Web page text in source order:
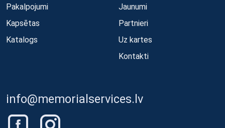
Pakalpojumi
Kapsētas
Katalogs
Jaunumi
Partnieri
Uz kartes
Kontakti
info@memorialservices.lv